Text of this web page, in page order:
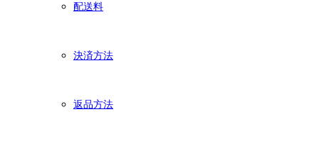
配送料
決済方法
返品方法